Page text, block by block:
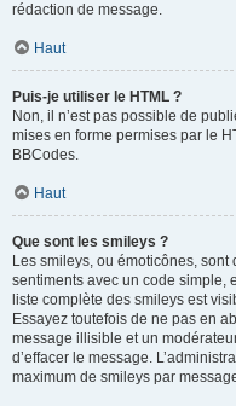
rédaction de message.
Haut
Puis-je utiliser le HTML ?
Non, il n’est pas possible de
mises en forme permises par le
BBCodes.
Haut
Que sont les smileys ?
Les smileys, ou émoticônes,
sentiments avec un code simple,
liste complète des smileys est
Essayez toutefois de ne pas en
message illisible et un
d’effacer le message.
maximum de smileys par